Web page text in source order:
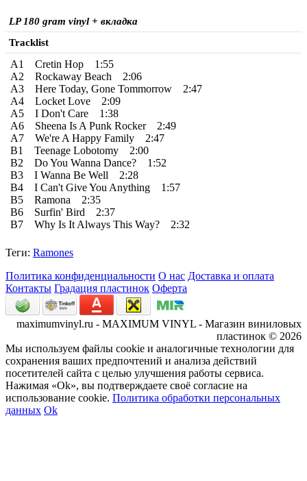
LP 180 gram vinyl + вкладка
Tracklist
A1 Cretin Hop 1:55
A2 Rockaway Beach 2:06
A3 Here Today, Gone Tommorrow 2:47
A4 Locket Love 2:09
A5 I Don't Care 1:38
A6 Sheena Is A Punk Rocker 2:49
A7 We're A Happy Family 2:47
B1 Teenage Lobotomy 2:00
B2 Do You Wanna Dance? 1:52
B3 I Wanna Be Well 2:28
B4 I Can't Give You Anything 1:57
B5 Ramona 2:35
B6 Surfin' Bird 2:37
B7 Why Is It Always This Way? 2:32
Теги: Ramones
Политика конфиденциальности О нас Доставка и оплата
Контакты Градация пластинок Оферта
maximumvinyl.ru - MAXIMUM VINYL - Магазин виниловых
пластинок © 2026
Мы используем файлы cookie и аналогичные технологии для
сохранения ваших предпочтений и анализа действий
посетителей сайта с целью улучшения работы сервиса.
Нажимая «Ok», вы подтверждаете своё согласие на
использование cookie. Политика обработки персональных
данных Ok